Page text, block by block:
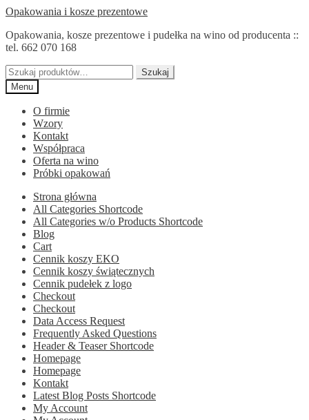
Przejdź
nawigacji
Przejdź
treści
Opakowania i kosze prezentowe
Opakowania, kosze prezentowe i pudełka na wino od producenta ::
tel. 662 070 168
Szukaj:
Szukaj
Menu
O firmie
Wzory
Kontakt
Współpraca
Oferta na wino
Próbki opakowań
Strona główna
All Categories Shortcode
All Categories w/o Products Shortcode
Blog
Cart
Cennik koszy EKO
Cennik koszy świątecznych
Cennik pudełek z logo
Checkout
Checkout
Data Access Request
Frequently Asked Questions
Header & Teaser Shortcode
Homepage
Homepage
Kontakt
Latest Blog Posts Shortcode
My Account